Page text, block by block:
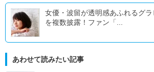
女優・波留が透明感あふれるグ
を複数披露！ファン「...
あわせて読みたい記事